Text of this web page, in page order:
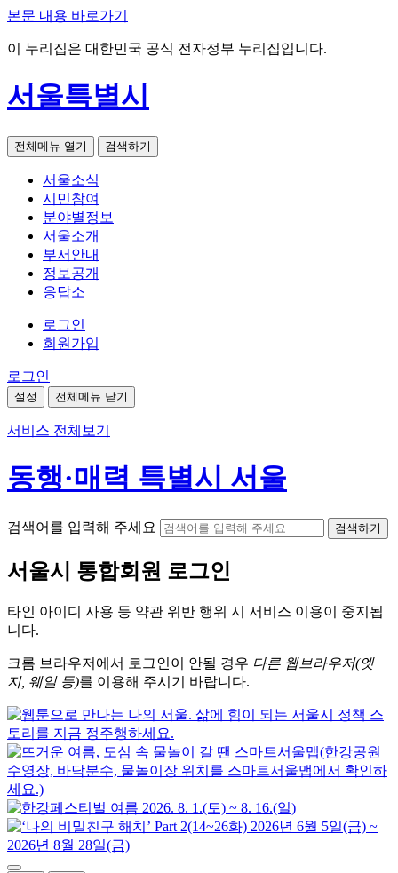
본문 내용 바로가기
이 누리집은 대한민국 공식 전자정부 누리집입니다.
서울특별시
전체메뉴 열기 검색하기
서울소식
시민참여
분야별정보
서울소개
부서안내
정보공개
응답소
로그인
회원가입
로그인
설정 전체메뉴 닫기
서비스 전체보기
동행·매력 특별시 서울
검색어를 입력해 주세요 검색하기
서울시 통합회원 로그인
타인 아이디 사용 등 약관 위반 행위 시 서비스 이용이 중지됩
니다.
크롬 브라우저에서 로그인이 안될 경우 다른 웹브라우저(엣
지, 웨일 등)를 이용해 주시기 바랍니다.